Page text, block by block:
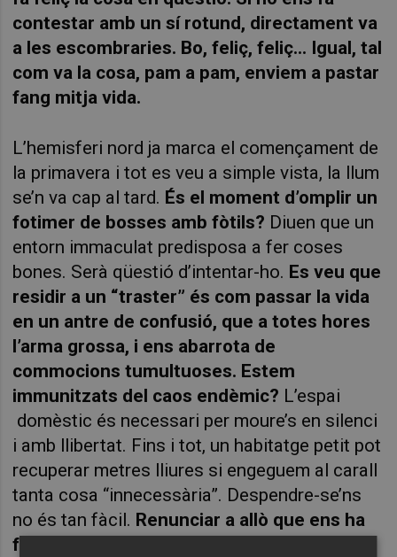
contestar amb un sí rotund, directament va
a les escombraries. Bo, feliç, feliç... Igual, tal
com va la cosa, pam a pam, enviem a pastar
fang mitja vida.
L’hemisferi nord ja marca el començament de
la primavera i tot es veu a simple vista, la llum
se’n va cap al tard. És el moment d’omplir un
fotimer de bosses amb fòtils? Diuen que un
entorn immaculat predisposa a fer coses
bones. Serà qüestió d’intentar-ho. Es veu que
residir a un “traster” és com passar la vida
en un antre de confusió, que a totes hores
l’arma grossa, i ens abarrota de
commocions tumultuoses. Estem
immunitzats del caos endèmic? L’espai
domèstic és necessari per moure’s en silenci
i amb llibertat. Fins i tot, un habitatge petit pot
recuperar metres lliures si engeguem al carall
tanta cosa “innecessària”. Despendre-se’ns
no és tan fàcil. Renunciar a allò que ens ha
fet companyia